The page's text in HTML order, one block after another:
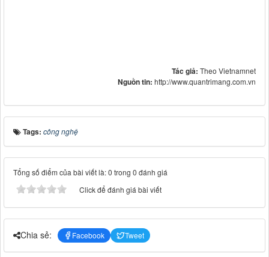
Tác giả: Theo Vietnamnet
Nguồn tin: http://www.quantrimang.com.vn
Tags: công nghệ
Tổng số điểm của bài viết là: 0 trong 0 đánh giá
Click để đánh giá bài viết
Chia sẻ: Facebook Tweet